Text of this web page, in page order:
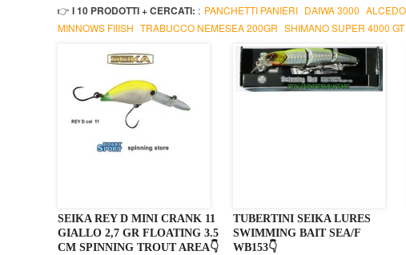
👉 I 10 PRODOTTI + CERCATI: : PANCHETTI PANIERI DAIWA 3000
MINNOWS FIIISH TRABUCCO NEMESEA 200GR SHIMANO SUPER 4000 GT
SEIKA REY D MINI CRANK 11
GIALLO 2,7 GR FLOATING 3.5
CM SPINNING TROUT AREA👇
TUBERTINI SEIKA LURES
SWIMMING BAIT SEA/F
WB153👇